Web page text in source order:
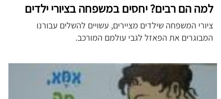
למה הם רבים? יחסים במשפחה בציורי ילדים
ציורי המשפחה שילדים מציירים, עשויים להשלים עבורנו
המבוגרים את הפאזל לגבי עולמם המורכב.